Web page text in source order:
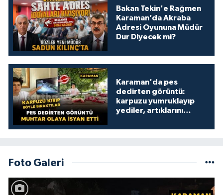
Bakan Tekin'e Rağmen
Karaman’da Akraba
Adresi Oyununa Müdür
Dur Diyecek mi?
Karaman'da pes
dedirten görüntü:
karpuzu yumruklayıp
yediler, artıklarını
Foto Galeri